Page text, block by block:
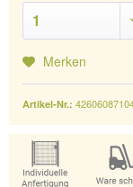
Merken
Artikel-Nr.: